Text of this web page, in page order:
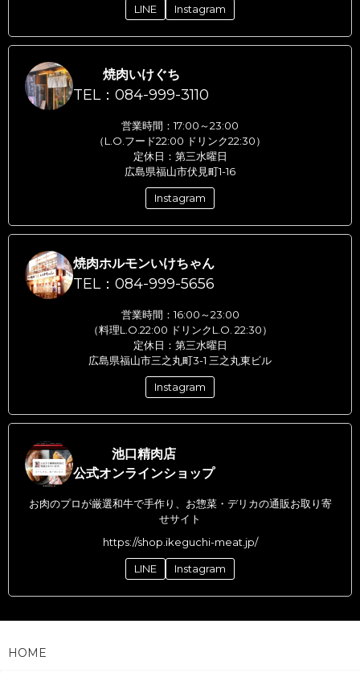
LINE Instagram
焼肉いけぐち
TEL：084-999-3110
営業時間：17:00～23:00
（L.O.フード22:00 ドリンク22:30）
定休日：第三水曜日
広島県福山市伏見町1-16
Instagram
焼肉ホルモンいけちゃん
TEL：084-999-5656
営業時間：16:00～23:00
（料理L.O.22:00 ドリンクL.O. 22:30）
定休日：第三水曜日
広島県福山市三之丸町3-1 三之丸東ビル
Instagram
池口精肉店
公式オンラインショップ
お肉のプロが厳選和牛で手作り、お惣菜・デリカの通販お取り寄
せサイト
https://shop.ikeguchi-meat.jp/
LINE Instagram
HOME